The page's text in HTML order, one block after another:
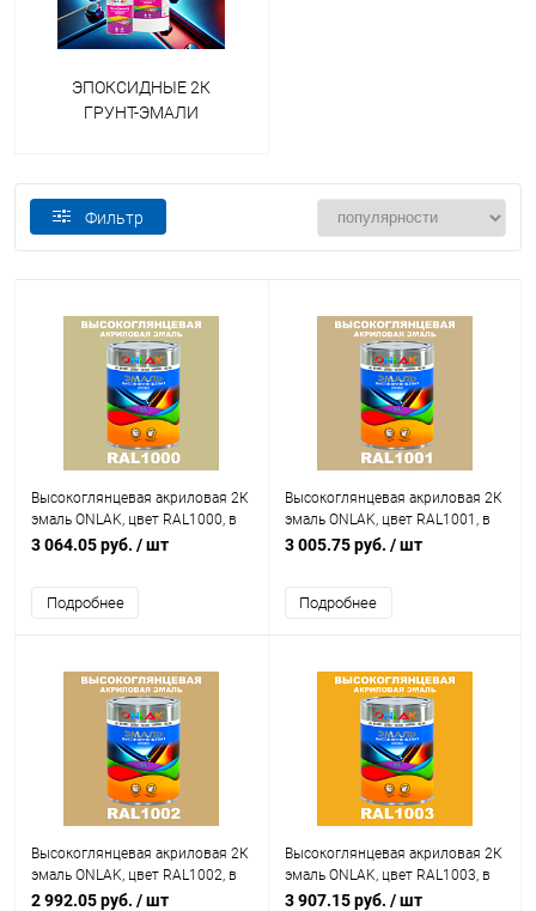
ЭПОКСИДНЫЕ 2К
ГРУНТ-ЭМАЛИ
Фильтр
Высокоглянцевая акриловая 2К
эмаль ONLAK, цвет RAL1000, в
комплекте с отвердителем
3 064.05 руб. / шт
Подробнее
Высокоглянцевая акриловая 2К
эмаль ONLAK, цвет RAL1001, в
комплекте с отвердителем
3 005.75 руб. / шт
Подробнее
Высокоглянцевая акриловая 2К
эмаль ONLAK, цвет RAL1002, в
комплекте с отвердителем
2 992.05 руб. / шт
Высокоглянцевая акриловая 2К
эмаль ONLAK, цвет RAL1003, в
комплекте с отвердителем
3 907.15 руб. / шт